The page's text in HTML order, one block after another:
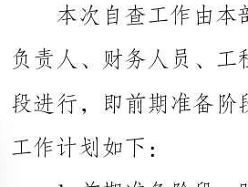
定自查计划和目标。